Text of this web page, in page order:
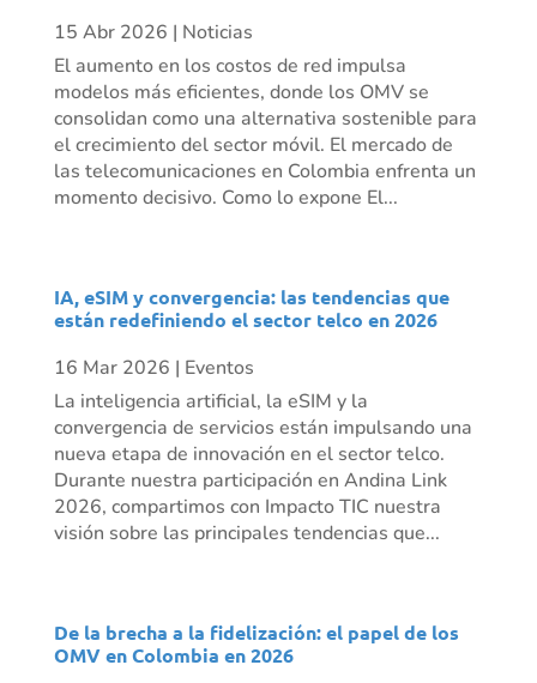
15 Abr 2026 | Noticias
El aumento en los costos de red impulsa
modelos más eficientes, donde los OMV se
consolidan como una alternativa sostenible para
el crecimiento del sector móvil. El mercado de
las telecomunicaciones en Colombia enfrenta un
momento decisivo. Como lo expone El...
IA, eSIM y convergencia: las tendencias que
están redefiniendo el sector telco en 2026
16 Mar 2026 | Eventos
La inteligencia artificial, la eSIM y la
convergencia de servicios están impulsando una
nueva etapa de innovación en el sector telco.
Durante nuestra participación en Andina Link
2026, compartimos con Impacto TIC nuestra
visión sobre las principales tendencias que...
De la brecha a la fidelización: el papel de los
OMV en Colombia en 2026